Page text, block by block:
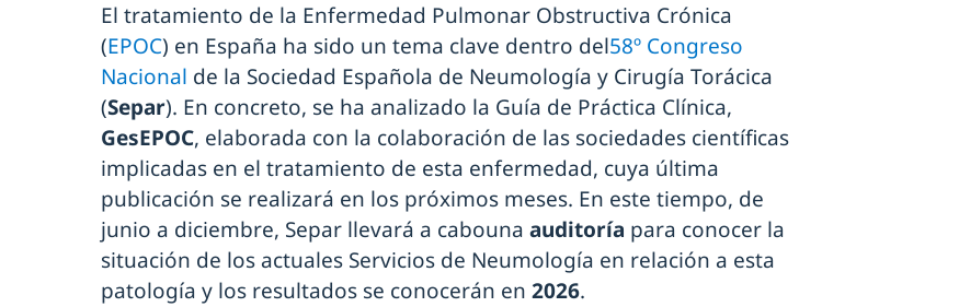
El tratamiento de la Enfermedad Pulmonar Obstructiva Crónica
(EPOC) en España ha sido un tema clave dentro del58º Congreso
Nacional de la Sociedad Española de Neumología y Cirugía Torácica
(Separ). En concreto, se ha analizado la Guía de Práctica Clínica,
GesEPOC, elaborada con la colaboración de las sociedades científicas
implicadas en el tratamiento de esta enfermedad, cuya última
publicación se realizará en los próximos meses. En este tiempo, de
junio a diciembre, Separ llevará a cabouna auditoría para conocer la
situación de los actuales Servicios de Neumología en relación a esta
patología y los resultados se conocerán en 2026.